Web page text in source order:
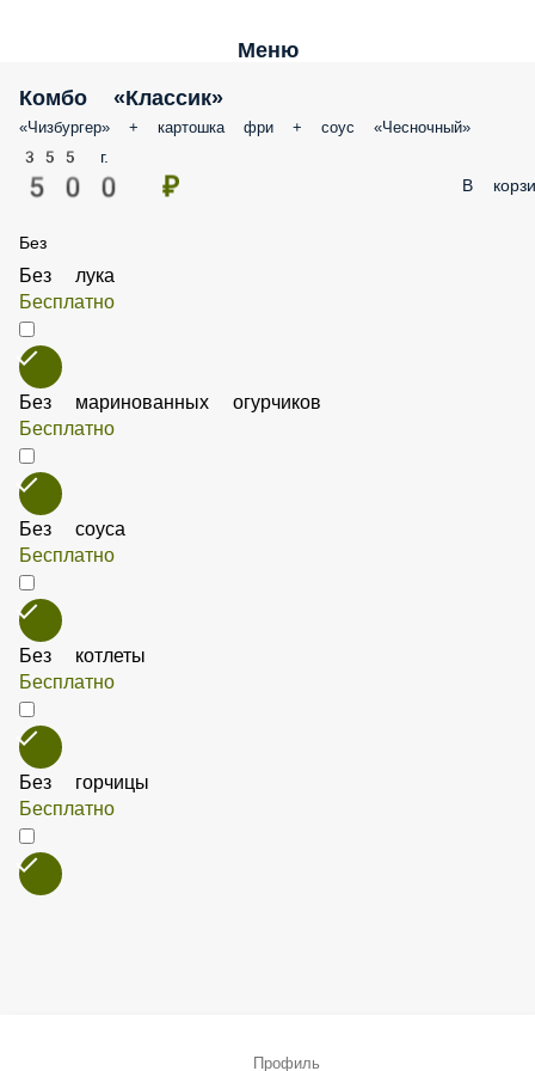
Меню
Комбо «Классик»
«Чизбургер» + картошка фри + соус «Чесночный»
355 г.
500 ₽ В
Без
Без лука
Бесплатно
Без маринованных огурчиков
Бесплатно
Без соуса
Бесплатно
Без котлеты
Бесплатно
Без горчицы
Бесплатно